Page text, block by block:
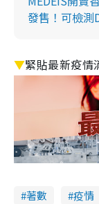
發售！可檢
▼緊貼最新疫情
著數 疫情